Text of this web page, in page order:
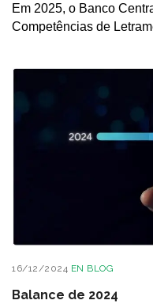
Em 2025, o Banco
Competências de
16/12/2024 EN BLOG
Balance de 2024